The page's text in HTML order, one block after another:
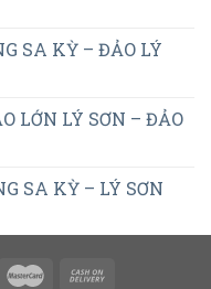
SA KỲ – ĐẢO LÝ
LỚN LÝ SƠN – ĐẢO
SA KỲ – LÝ SƠN